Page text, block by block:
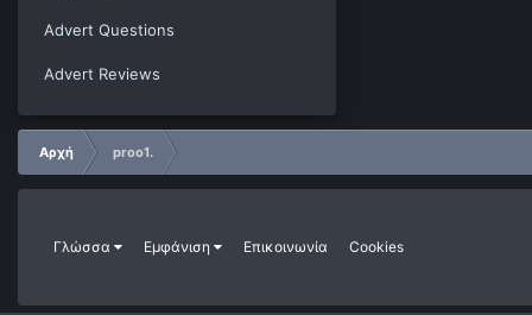
Advert Questions
Advert Reviews
Αρχή proo1.
Γλώσσα Εμφάνιση Επικοινωνία Cookies